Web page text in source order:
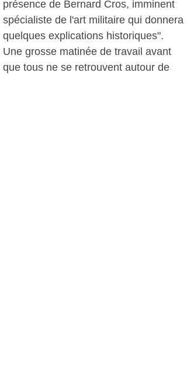
présence de Bernard Cros, imminent
spécialiste de l'art militaire qui donnera
quelques explications historiques".
Une grosse matinée de travail avant
que tous ne se retrouvent autour de